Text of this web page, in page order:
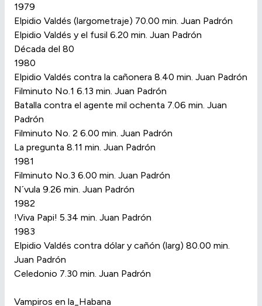
1979
Elpidio Valdés (largometraje) 70.00 min. Juan Padrón
Elpidio Valdés y el fusil 6.20 min. Juan Padrón
Década del 80
1980
Elpidio Valdés contra la cañonera 8.40 min. Juan Padrón
Filminuto No.1 6.13 min. Juan Padrón
Batalla contra el agente mil ochenta 7.06 min. Juan
Padrón
Filminuto No. 2 6.00 min. Juan Padrón
La pregunta 8.11 min. Juan Padrón
1981
Filminuto No.3 6.00 min. Juan Padrón
N´vula 9.26 min. Juan Padrón
1982
!Viva Papi! 5.34 min. Juan Padrón
1983
Elpidio Valdés contra dólar y cañón (larg) 80.00 min.
Juan Padrón
Celedonio 7.30 min. Juan Padrón
Vampiros en la_Habana